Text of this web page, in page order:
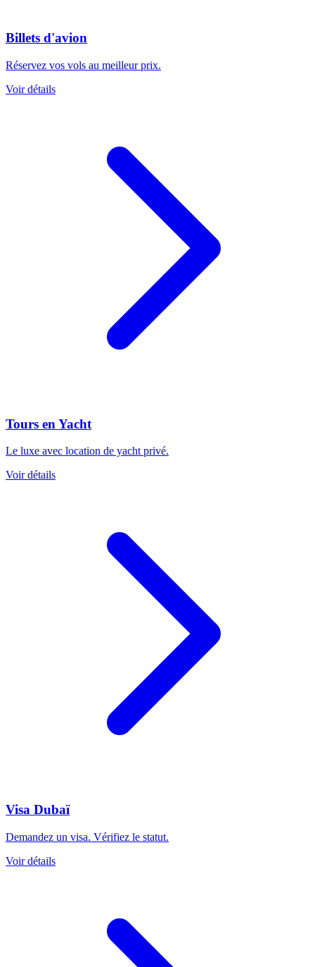
Billets d'avion
Réservez vos vols au meilleur prix.
Voir détails
Tours en Yacht
Le luxe avec location de yacht privé.
Voir détails
Visa Dubaï
Demandez un visa. Vérifiez le statut.
Voir détails